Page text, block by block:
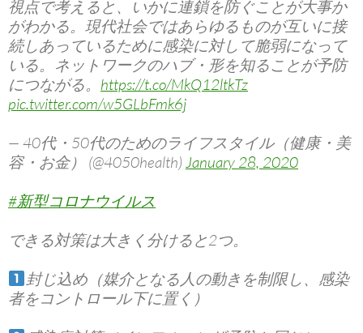
視点で考えると、いかに連鎖を防ぐことが大事か
がわかる。現代社会ではあらゆるものが互いに接
続しあっているために感染に対して脆弱になって
いる。ネットワークのハブ・形を知ることが予防
につながる。 https://t.co/MkQ12ltkTz
pic.twitter.com/w5GLbFmk6j
— 40代・50代のためのライフスタイル（健康・美
容・お金） (@4050health) January 28, 2020
#新型コロナウイルス
できる対策は大きく分けると2つ。
封じ込め（媒介となる人の動きを制限し、感染
者をコントロール下に置く）